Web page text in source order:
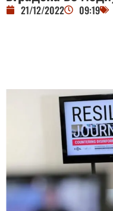
21/12/2022 09:19